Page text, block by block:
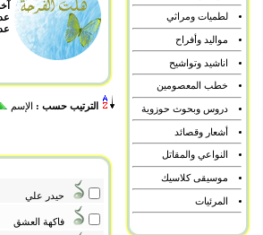
الترتيب حسب : الإسم
حيدر علي
فاكهة العشق
لطميات ومراثي
مواليد وأفراح
اناشيد وتواشيح
خطب المعصومين
دروس وبحوث حوزوية
أشعار وقصائد
النواعي والمقاتل
موسيقى كلاسيك
المرئيات